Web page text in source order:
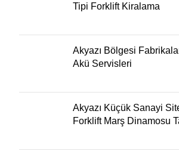
Tipi Forklift Kiralama
Akyazı Bölgesi
Akü Servisleri
Akyazı Küçük Sanayi
Forklift Marş Dinamosu